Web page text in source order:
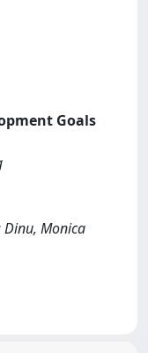
Goals
Monica